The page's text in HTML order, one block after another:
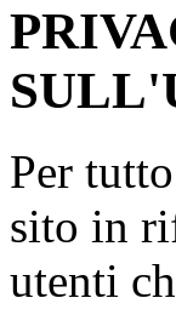
Per
sito in
utenti